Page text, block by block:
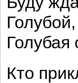
Голубая
Кто